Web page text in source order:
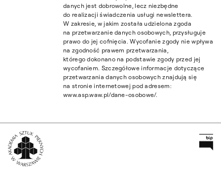
danych jest dobrowolne, lecz niezbędne
do realizacji świadczenia usługi newslettera.
W zakresie, w jakim została udzielona zgoda
na przetwarzanie danych osobowych, przysługuje
prawo do jej cofnięcia. Wycofanie zgody nie wpływa
na zgodność prawem przetwarzania,
którego dokonano na podstawie zgody przed jej
wycofaniem. Szczegółowe informacje dotyczące
przetwarzania danych osobowych znajdują się
na stronie internetowej pod adresem:
www.asp.waw.pl/dane-osobowe/.